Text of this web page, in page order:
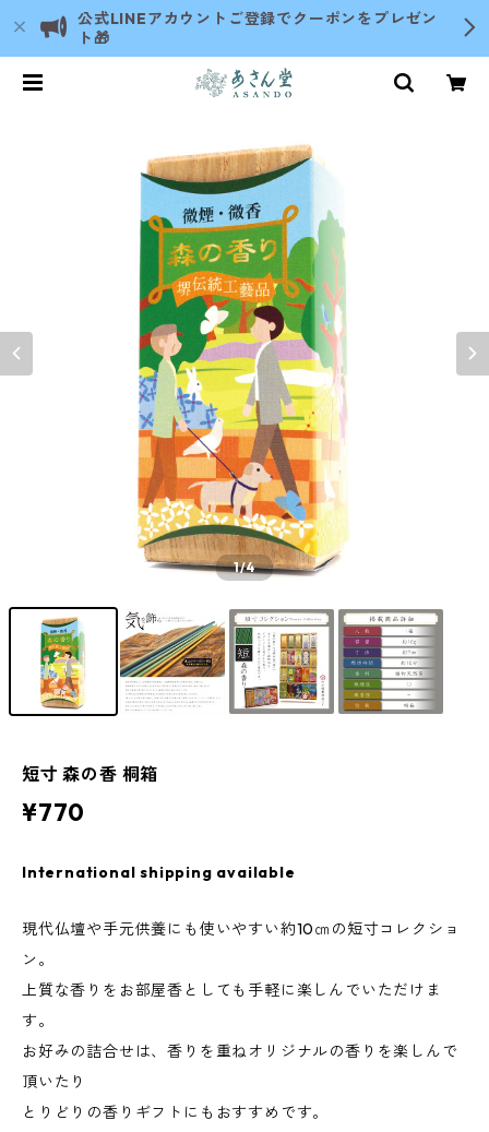
公式LINEアカウントご登録でクーポンをプレゼン
ト🎁
1/4
短寸 森の香 桐箱
¥770
International shipping available
現代仏壇や手元供養にも使いやすい約10㎝の短寸コレクショ
ン。
上質な香りをお部屋香としても手軽に楽しんでいただけま
す。
お好みの詰合せは、香りを重ねオリジナルの香りを楽しんで
頂いたり
とりどりの香りギフトにもおすすめです。